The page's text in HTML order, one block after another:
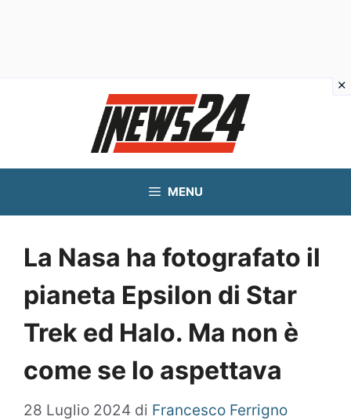
MENU
La Nasa ha fotografato il
pianeta Epsilon di Star
Trek ed Halo. Ma non è
come se lo aspettava
28 Luglio 2024 di Francesco Ferrigno